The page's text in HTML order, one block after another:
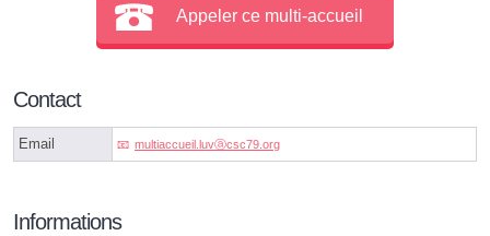
Appeler ce multi-accueil
Contact
Email multiaccueil.luvⓐcsc79.org
Informations